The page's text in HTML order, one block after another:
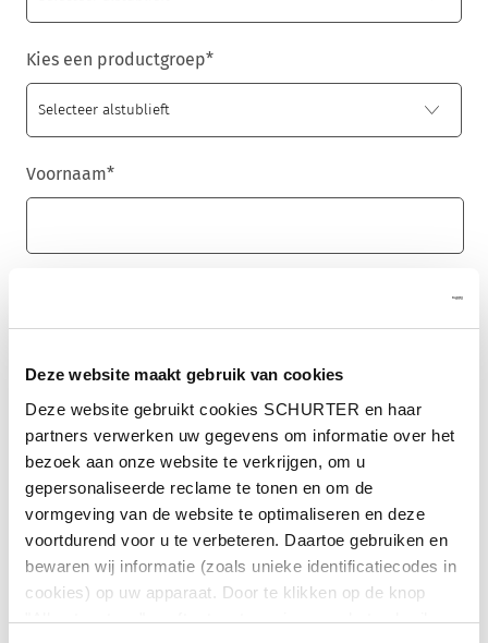
Deze website maakt gebruik van cookies
Deze website gebruikt cookies SCHURTER en haar
partners verwerken uw gegevens om informatie over het
bezoek aan onze website te verkrijgen, om u
gepersonaliseerde reclame te tonen en om de
vormgeving van de website te optimaliseren en deze
voortdurend voor u te verbeteren. Daartoe gebruiken en
bewaren wij informatie (zoals unieke identificatiecodes in
cookies) op uw apparaat. Door te klikken op de knop
"Alles toestaan" geeft u toestemming voor het gebruik
Kies een productgroep*
Voornaam*
E-mail*
Bedrijfsnaam*